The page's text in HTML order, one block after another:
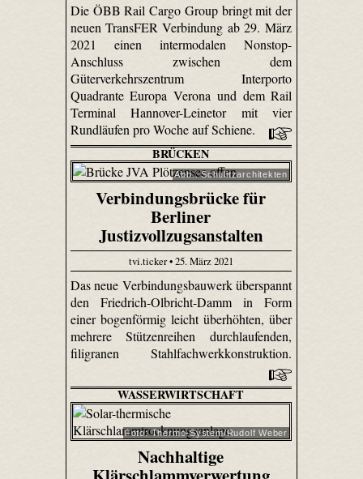
Die ÖBB Rail Cargo Group bringt mit der
neuen TransFER Verbindung ab 29. März
2021 einen intermodalen Nonstop-
Anschluss zwischen dem
Güterverkehrszentrum Interporto
Quadrante Europa Verona und dem Rail
Terminal Hannover-Leinetor mit vier
Rundläufen pro Woche auf Schiene.
BRÜCKEN
Abb.: Schulitzarchitekten
Verbindungsbrücke für
Berliner
Justizvollzugsanstalten
tvi.ticker • 25. März 2021
Das neue Verbindungsbauwerk überspannt
den Friedrich-Olbricht-Damm in Form
einer bogenförmig leicht überhöhten, über
mehrere Stützenreihen durchlaufenden,
filigranen Stahlfachwerkkonstruktion.
WASSERWIRTSCHAFT
Foto: Thermo-System/Rudolf Weber
Nachhaltige